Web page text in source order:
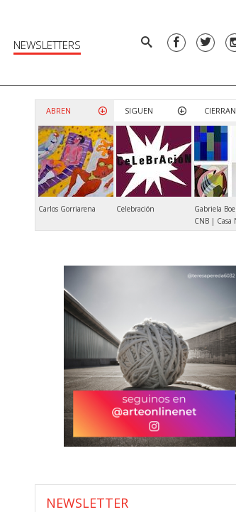
NEWSLETTERS
ABREN SIGUEN CIERRAN
Carlos Gorriarena Celebración
NEWSLETTER